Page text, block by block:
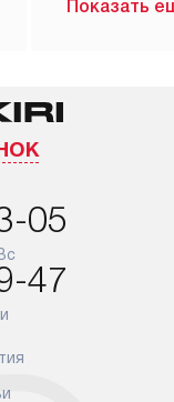
Показать
05
47